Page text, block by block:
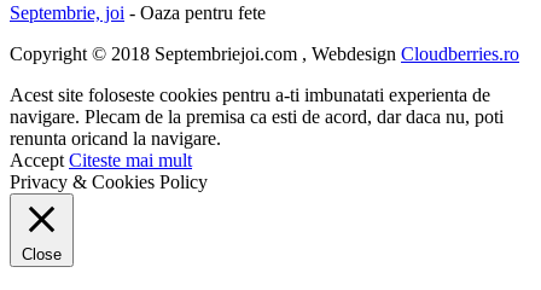
Septembrie, joi - Oaza pentru fete
Copyright © 2018 Septembriejoi.com , Webdesign Cloudberries.ro
Acest site foloseste cookies pentru a-ti imbunatati experienta de
navigare. Plecam de la premisa ca esti de acord, dar daca nu, poti
renunta oricand la navigare.
Accept Citeste mai mult
Privacy & Cookies Policy
Close